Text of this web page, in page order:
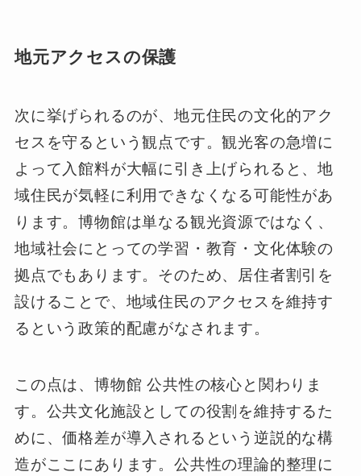
地元アクセスの保護
次に挙げられるのが、地元住民の文化的アク
セスを守るという観点です。観光客の急増に
よって入館料が大幅に引き上げられると、地
域住民が気軽に利用できなくなる可能性があ
ります。博物館は単なる観光資源ではなく、
地域社会にとっての学習・教育・文化体験の
拠点でもあります。そのため、居住者割引を
設けることで、地域住民のアクセスを維持す
るという政策的配慮がなされます。
この点は、博物館 公共性の核心と関わりま
す。公共文化施設としての役割を維持するた
めに、価格差が導入されるという逆説的な構
造がここにあります。公共性の理論的整理に